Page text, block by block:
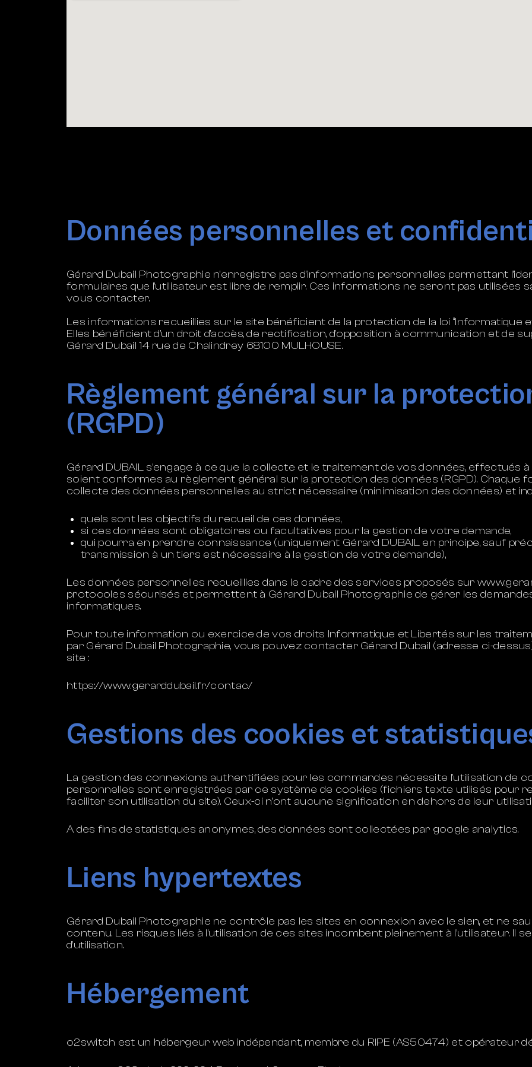
Données personnelles et
Gérard Dubail Photographie n’enregistre pas d’informations personnelles permettant
formulaires que l’utilisateur est libre de remplir. Ces informations ne seront pas utilisées
vous contacter.
Les informations recueillies sur le site bénéficient de la protection de la loi “Informatique et
Elles bénéficient d’un droit d’accès, de rectification, d’opposition à communication et de
Gérard Dubail 14 rue de Chalindrey 68100 MULHOUSE.
Règlement général sur la
(RGPD)
Gérard DUBAIL s’engage à ce que la collecte et le traitement de vos données, effectués
soient conformes au règlement général sur la protection des données (RGPD). Chaque
collecte des données personnelles au strict nécessaire (minimisation des données) et
quels sont les objectifs du recueil de ces données,
si ces données sont obligatoires ou facultatives pour la gestion de votre demande,
qui pourra en prendre connaissance (uniquement Gérard DUBAIL en principe, sauf
transmission à un tiers est nécessaire à la gestion de votre demande),
Les données personnelles recueillies dans le cadre des services proposés sur
protocoles sécurisés et permettent à Gérard Dubail Photographie de gérer les
informatiques.
Pour toute information ou exercice de vos droits Informatique et Libertés sur les
par Gérard Dubail Photographie, vous pouvez contacter Gérard Dubail (adresse ci-
site :
https://www.gerarddubail.fr/contac/
Gestions des cookies et
La gestion des connexions authentifiées pour les commandes nécessite l’utilisation de
personnelles sont enregistrées par ce système de cookies (fichiers texte utilisés pour
faciliter son utilisation du site). Ceux-ci n’ont aucune signification en dehors de leur
A des fins de statistiques anonymes, des données sont collectées par google analytics.
Liens hypertextes
Gérard Dubail Photographie ne contrôle pas les sites en connexion avec le sien, et ne
contenu. Les risques liés à l’utilisation de ces sites incombent pleinement à l’utilisateur. Il
d’utilisation.
Hébergement
o2switch est un hébergeur web indépendant, membre du RIPE (AS50474) et opérateur